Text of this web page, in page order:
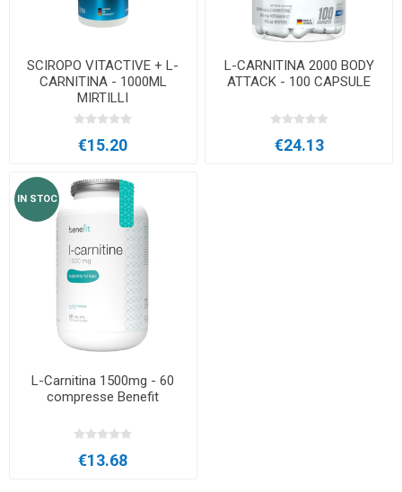
SCIROPO VITACTIVE + L-
CARNITINA - 1000ML
MIRTILLI
€15.20
L-CARNITINA 2000 BODY
ATTACK - 100 CAPSULE
€24.13
IN STOC
L-Carnitina 1500mg - 60
compresse Benefit
€13.68